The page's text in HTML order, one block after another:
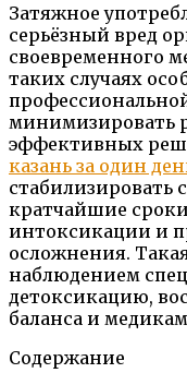
Затяжное
серьёзный вред
своевременного
таких случаях
минимизировать
эффективных
казань за один
стабилизировать
кратчайшие
интоксикации и
осложнения.
наблюдением
детоксикацию,
баланса и
Содержание